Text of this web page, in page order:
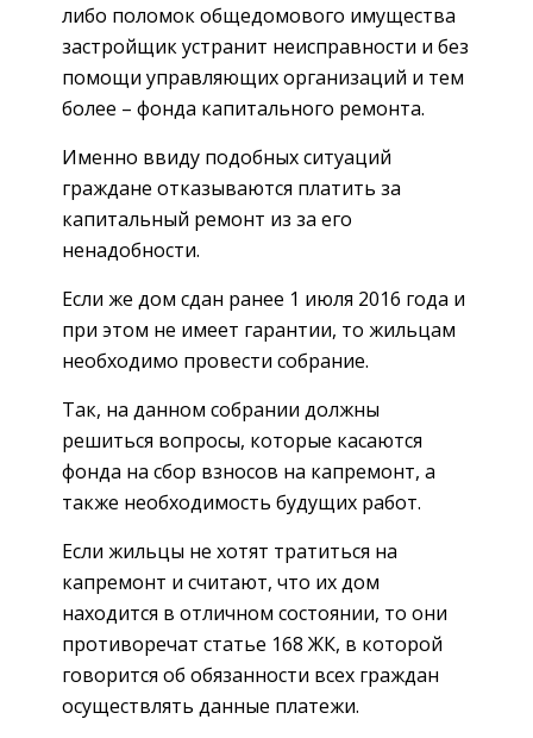
либо поломок общедомового имущества
застройщик устранит неисправности и без
помощи управляющих организаций и тем
более – фонда капитального ремонта.
Именно ввиду подобных ситуаций
граждане отказываются платить за
капитальный ремонт из за его
ненадобности.
Если же дом сдан ранее 1 июля 2016 года и
при этом не имеет гарантии, то жильцам
необходимо провести собрание.
Так, на данном собрании должны
решиться вопросы, которые касаются
фонда на сбор взносов на капремонт, а
также необходимость будущих работ.
Если жильцы не хотят тратиться на
капремонт и считают, что их дом
находится в отличном состоянии, то они
противоречат статье 168 ЖК, в которой
говорится об обязанности всех граждан
осуществлять данные платежи.